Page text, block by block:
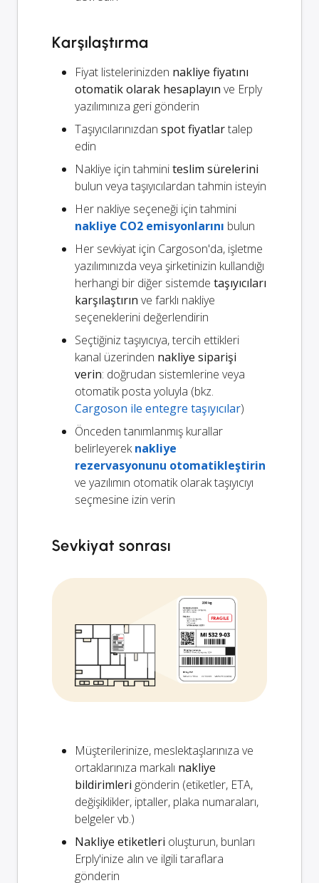
Karşılaştırma
Fiyat listelerinizden nakliye fiyatını
otomatik olarak hesaplayın ve Erply
yazılımınıza geri gönderin
Taşıyıcılarınızdan spot fiyatlartalep
edin
Nakliye için tahminiteslim sürelerini
bulun veya taşıyıcılardan tahmin isteyin
Her nakliye seçeneği için tahmini
nakliye CO2 emisyonlarını bulun
Her sevkiyat için Cargoson'da, işletme
yazılımınızda veya şirketinizin kullandığı
herhangi bir diğer sistemde taşıyıcıları
karşılaştırın ve farklı nakliye
seçeneklerini değerlendirin
Seçtiğiniz taşıyıcıya, tercih ettikleri
kanal üzerinden nakliye siparişi
verin: doğrudan sistemlerine veya
otomatik posta yoluyla (bkz.
Cargoson ile entegre taşıyıcılar)
Önceden tanımlanmış kurallar
belirleyereknakliye
rezervasyonunu otomatikleştirin
ve yazılımın otomatik olarak taşıyıcıyı
seçmesine izin verin
Sevkiyat sonrası
Müşterilerinize, meslektaşlarınıza ve
ortaklarınıza markalı nakliye
bildirimleri gönderin (etiketler, ETA,
değişiklikler, iptaller, plaka numaraları,
belgeler vb.)
Nakliye etiketleri oluşturun, bunları
Erply'inize alın ve ilgili taraflara
gönderin